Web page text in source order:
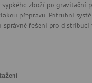
sypkého zboží po gravitační
přepravu. Potrubní
řešení pro distribuci